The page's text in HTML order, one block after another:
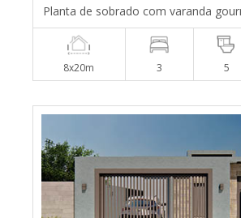
Planta de sobrado com varanda
8x20m 3 5